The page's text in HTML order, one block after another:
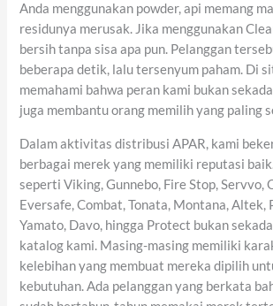
Anda menggunakan powder, api memang
residunya merusak. Jika menggunakan
bersih tanpa sisa apa pun. Pelanggan
beberapa detik, lalu tersenyum paham. Di
memahami bahwa peran kami bukan
juga membantu orang memilih yang paling
Dalam aktivitas distribusi APAR, kami
berbagai merek yang memiliki reputasi
seperti Viking, Gunnebo, Fire Stop, Servvo,
Eversafe, Combat, Tonata, Montana, Altek,
Yamato, Davo, hingga Protect bukan
katalog kami. Masing-masing memiliki
kelebihan yang membuat mereka dipilih
kebutuhan. Ada pelanggan yang berkata